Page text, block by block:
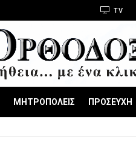
TV
ΜΗΤΡΟΠΟΛΕΙΣ ΠΡΟΣΕΥΧΗ